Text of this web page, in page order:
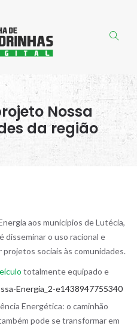
Nossa
da região
aos municípios de Lutécia,
é disseminar o uso racional e
sociais às comunidades.
totalmente equipado e
Energética: o caminhão
pode se transformar em